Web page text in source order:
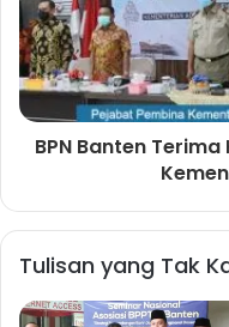
BPN Banten
Tulisan yang Tak